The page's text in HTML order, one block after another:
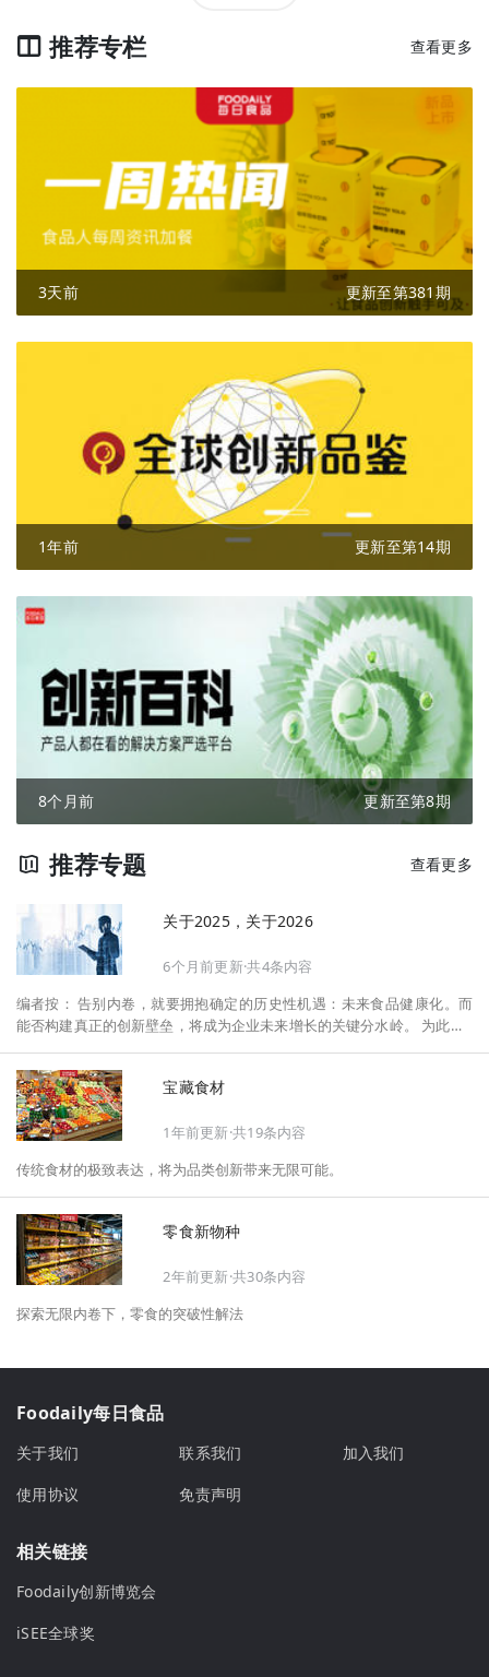
推荐专栏 查看更多
3天前 更新至第381期
1年前 更新至第14期
8个月前 更新至第8期
推荐专题 查看更多
关于2025，关于2026
6个月前更新·共4条内容
编者按： 告别内卷，就要拥抱确定的历史性机遇：未来食品健康化。而
能否构建真正的创新壁垒，将成为企业未来增长的关键分水岭。 为此，F
将以“创新产品”透视“未来机会”，以全球视野探寻中国机遇、增长解法，
拆解年度标杆的增长逻辑与谋篇布局，深挖“药食同源”“低GI”“老龄营
养”“清洁标签”等热门赛道的爆品基因，从趋势预判、品类创新、未来增长
机会、企业战略布局以及渠道变革等，为行业提供务实、前瞻的开年创新
宝藏食材
1年前更新·共19条内容
传统食材的极致表达，将为品类创新带来无限可能。
零食新物种
2年前更新·共30条内容
探索无限内卷下，零食的突破性解法
Foodaily每日食品
关于我们 联系我们
加入我们
使用协议
免责声明
相关链接
Foodaily创新博览会
iSEE全球奖